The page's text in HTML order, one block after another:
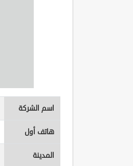
اسم الشركة
هاتف أول
المدينة